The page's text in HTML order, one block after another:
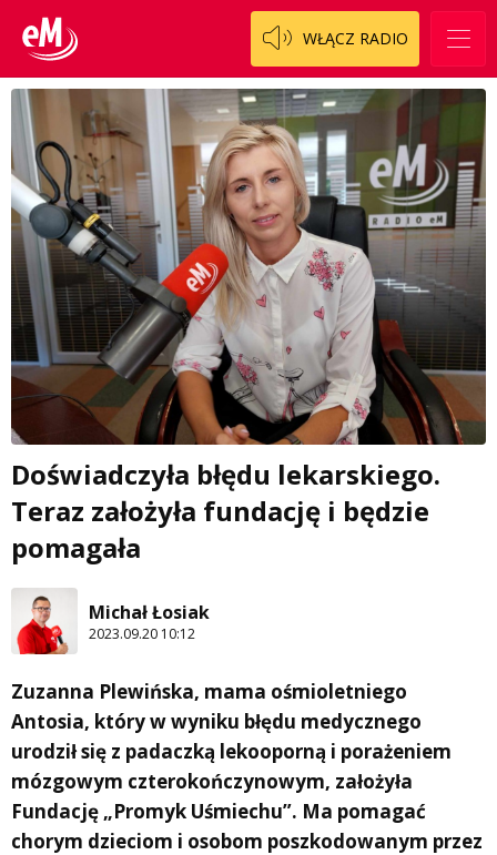
WŁĄCZ RADIO
Doświadczyła błędu lekarskiego.
Teraz założyła fundację i będzie
pomagała
Michał Łosiak
2023.09.20 10:12
Zuzanna Plewińska, mama ośmioletniego
Antosia, który w wyniku błędu medycznego
urodził się z padaczką lekooporną i porażeniem
mózgowym czterokończynowym, założyła
Fundację „Promyk Uśmiechu”. Ma pomagać
chorym dzieciom i osobom poszkodowanym przez